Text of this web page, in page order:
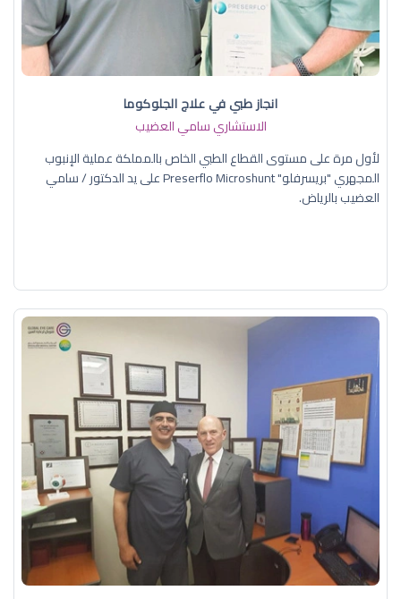
انجاز طبي في علاج الجلوكوما
الاستشاري سامي العضيب
لأول مرة على مستوى القطاع الطبي الخاص بالمملكة عملية الإنبوب
المجهري "بريسرفلو" Preserflo Microshunt على يد الدكتور / سامي
العضيب بالرياض.